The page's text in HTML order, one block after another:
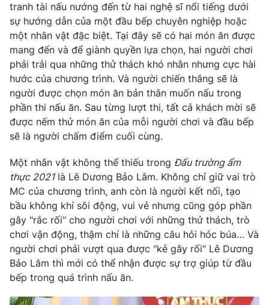
Emagazine Podcast
Photo Infographic
Video Shorts video
VTV Money VTV Thể thao
VTV Sức khoẻ Bất động sản
Thị trường 24h Tấm lòng Việt
VTV4 Vươn mình bằng AI
VTV9 VTV8
Liên hệ tòa soạn English
tranh tài nấu nướng đến từ hai nghệ sĩ nổi tiếng dưới
sự hướng dẫn của một đầu bếp chuyên nghiệp hoặc
một nhân vật đặc biệt. Tại đây sẽ có hai món ăn được
mang đến và để giành quyền lựa chọn, hai người chơi
phải trải qua những thử thách khó nhằn nhưng cực hài
hước của chương trình. Và người chiến thắng sẽ là
người được chọn món ăn bản thân muốn nấu trong
phần thi nấu ăn. Sau từng lượt thi, tất cả khách mời sẽ
được nếm thử món ăn của mỗi người chơi và đầu bếp
sẽ là người chấm điểm cuối cùng.
Một nhân vật không thể thiếu trong Đấu trường ẩm
thực 2021là Lê Dương Bảo Lâm. Không chỉ giữ vai trò
MC của chương trình, anh còn là người kết nối, tạo
bầu không khí sôi động, vui vẻ nhưng cũng góp phần
gây "rắc rối" cho người chơi với những thử thách, trò
chơi vận động, thậm chí là những câu hỏi hóc búa… Và
người chơi phải vượt qua được "kẻ gây rối" Lê Dương
Bảo Lâm thì mới có thể nhận được sự trợ giúp từ đầu
bếp trong quá trình nấu ăn.